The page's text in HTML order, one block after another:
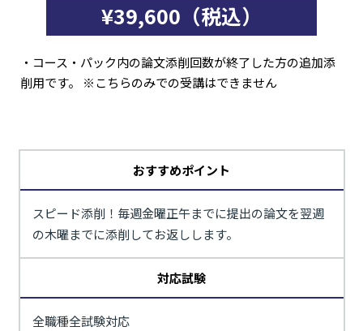
¥39,600（税込）
・コース・パック内の論文添削回数が終了した方の追加添
削用です。 ※こちらのみでの受講はできません
おすすめポイント
スピード添削！毎週金曜正午までに提出の論文を翌週
の木曜までに添削してお返しします。
対応試験
全職種全試験対応